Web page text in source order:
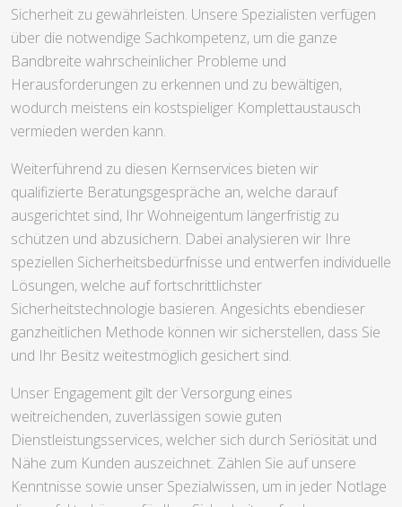
Sicherheit zu gewährleisten. Unsere Spezialisten verfügen
über die notwendige Sachkompetenz, um die ganze
Bandbreite wahrscheinlicher Probleme und
Herausforderungen zu erkennen und zu bewältigen,
wodurch meistens ein kostspieliger Komplettaustausch
vermieden werden kann.
Weiterführend zu diesen Kernservices bieten wir
qualifizierte Beratungsgespräche an, welche darauf
ausgerichtet sind, Ihr Wohneigentum längerfristig zu
schützen und abzusichern. Dabei analysieren wir Ihre
speziellen Sicherheitsbedürfnisse und entwerfen individuelle
Lösungen, welche auf fortschrittlichster
Sicherheitstechnologie basieren. Angesichts ebendieser
ganzheitlichen Methode können wir sicherstellen, dass Sie
und Ihr Besitz weitestmöglich gesichert sind.
Unser Engagement gilt der Versorgung eines
weitreichenden, zuverlässigen sowie guten
Dienstleistungsservices, welcher sich durch Seriösität und
Nähe zum Kunden auszeichnet. Zählen Sie auf unsere
Kenntnisse sowie unser Spezialwissen, um in jeder Notlage